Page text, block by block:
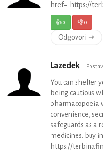
href="https://
👍0 👎0
Odgovori ⇾
Lazedek
You can shelter
being cautious
pharmacopoeia
convenience,
safeguards as a
medicines. buy
https://